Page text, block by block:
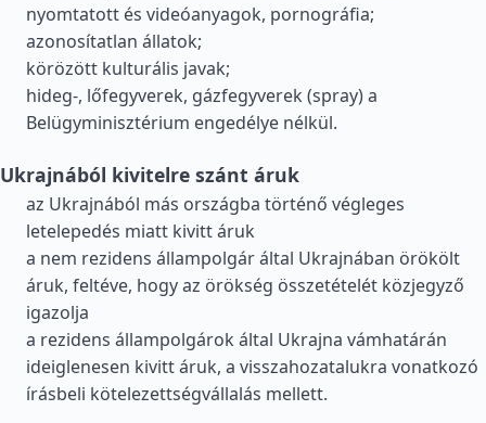
nyomtatott és videóanyagok, pornográfia;
azonosítatlan állatok;
körözött kulturális javak;
hideg-, lőfegyverek, gázfegyverek (spray) a
Belügyminisztérium engedélye nélkül.
Ukrajnából kivitelre szánt áruk
az Ukrajnából más országba történő végleges
letelepedés miatt kivitt áruk
a nem rezidens állampolgár által Ukrajnában örökölt
áruk, feltéve, hogy az örökség összetételét közjegyző
igazolja
a rezidens állampolgárok által Ukrajna vámhatárán
ideiglenesen kivitt áruk, a visszahozatalukra vonatkozó
írásbeli kötelezettségvállalás mellett.